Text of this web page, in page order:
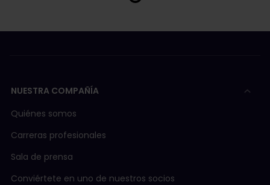
NUESTRA COMPAÑÍA
Quiénes somos
Carreras profesionales
Sala de prensa
Conviértete en uno de nuestros socios